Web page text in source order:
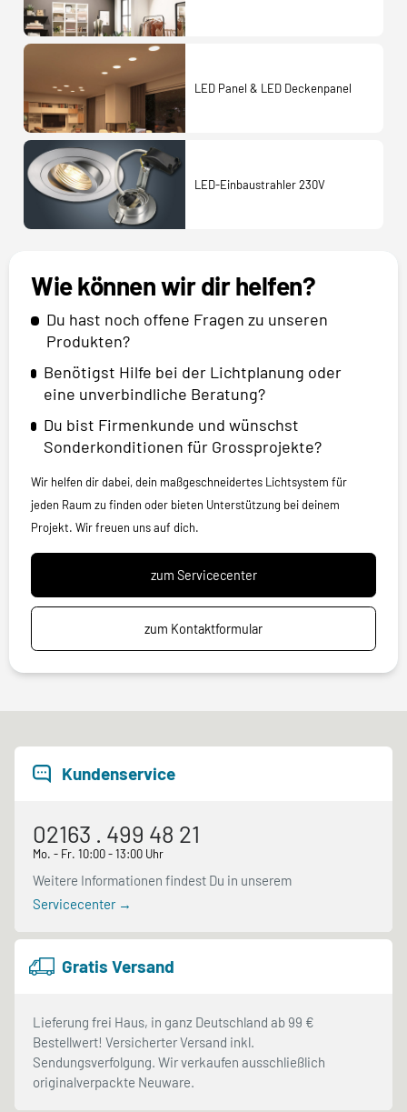
LED Panel & LED Deckenpanel
LED-Einbaustrahler 230V
Wie können wir dir helfen?
Du hast noch offene Fragen zu unseren
Produkten?
Benötigst Hilfe bei der Lichtplanung oder
eine unverbindliche Beratung?
Du bist Firmenkunde und wünschst
Sonderkonditionen für Grossprojekte?
Wir helfen dir dabei, dein maßgeschneidertes Lichtsystem für
jeden Raum zu finden oder bieten Unterstützung bei deinem
Projekt. Wir freuen uns auf dich.
zum Servicecenter
zum Kontaktformular
Kundenservice
02163 . 499 48 21
Mo. - Fr. 10:00 - 13:00 Uhr
Weitere Informationen findest Du in unserem
Servicecenter →
Gratis Versand
Lieferung frei Haus, in ganz Deutschland ab 99 €
Bestellwert! Versicherter Versand inkl.
Sendungsverfolgung. Wir verkaufen ausschließlich
originalverpackte Neuware.